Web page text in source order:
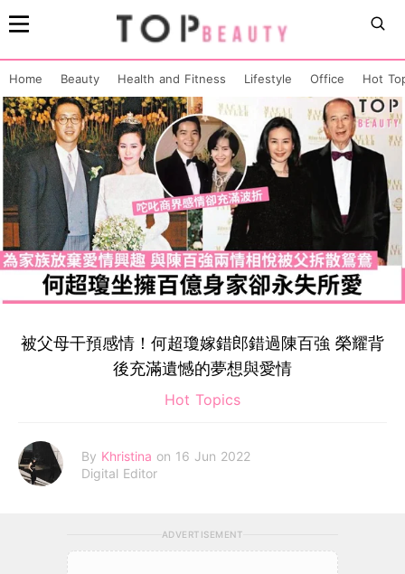
Home Beauty Health and Fitness Lifestyle Office Hot
被父母干預感情！何超瓊嫁錯郎錯過陳百強 榮耀背
後充滿遺憾的夢想與愛情
Hot Topics
By Khristina on 16 Jun 2022
Digital Editor
ADVERTISEMENT